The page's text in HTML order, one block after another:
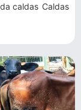
caldas Caldas